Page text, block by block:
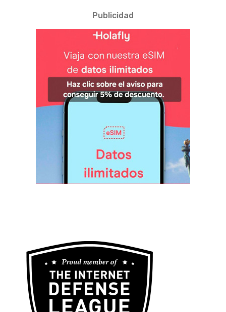
Publicidad